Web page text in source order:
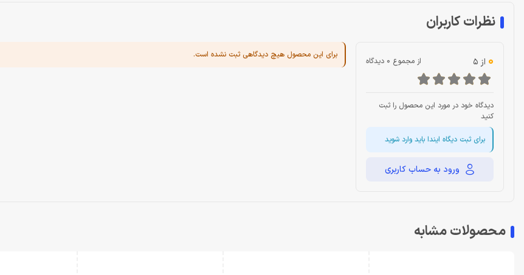
نظرات کاربران
0 از 5 از مجموع 0 دیدگاه
دیدگاه خود در مورد این محصول را ثبت
کنید
برای ثبت دیگاه ایندا باید وارد شوید
ورود به حساب کاربری
برای این محصول هیچ دیدگاهی ثبت نشده است.
محصولات مشابه